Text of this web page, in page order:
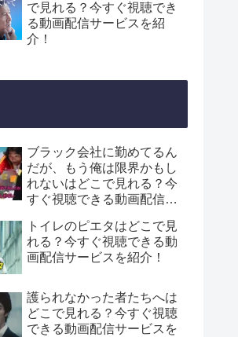
で見れる？今すぐ視聴でき
る動画配信サービスを紹
介！
ブラック会社に勤めてるん
だが、もう俺は限界かもし
れないはどこで見れる？今
すぐ視聴できる動画配信サ
トイレのピエタはどこで見
れる？今すぐ視聴できる動
画配信サービスを紹介！
護られなかった者たちへは
どこで見れる？今すぐ視聴
できる動画配信サービスを